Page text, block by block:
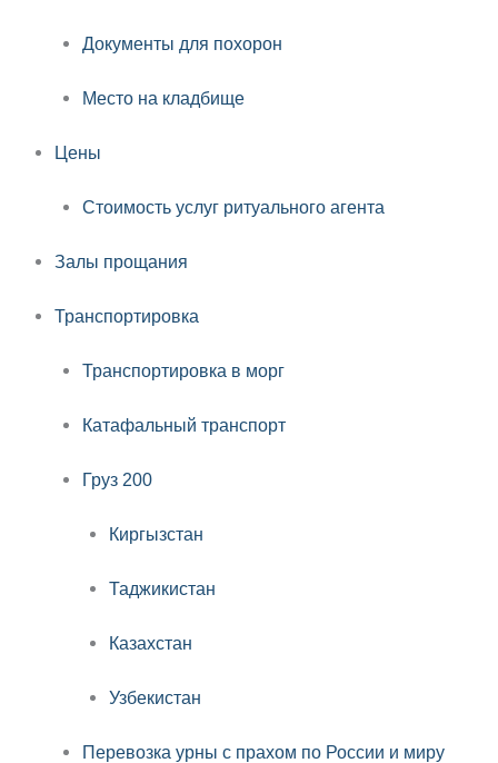
Документы для похорон
Место на кладбище
Цены
Стоимость услуг ритуального агента
Залы прощания
Транспортировка
Транспортировка в морг
Катафальный транспорт
Груз 200
Киргызстан
Таджикистан
Казахстан
Узбекистан
Перевозка урны с прахом по России и миру